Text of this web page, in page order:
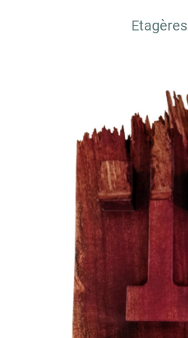
Etagères